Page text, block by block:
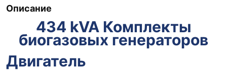
Описание
434 kVA Комплекты
биогазовых генераторов
Двигатель